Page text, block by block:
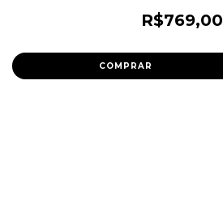
R$769,00
COMPRAR